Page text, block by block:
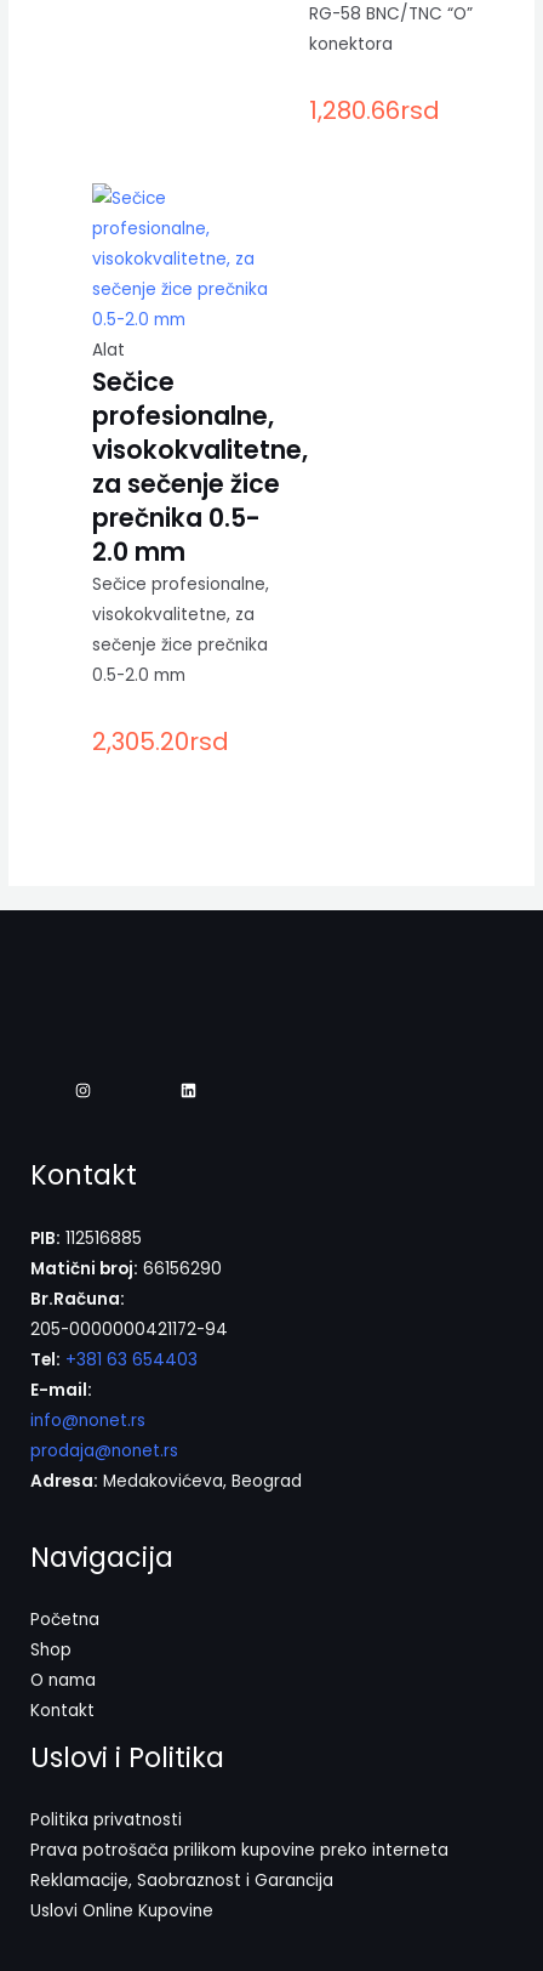
RG-58 BNC/TNC “O”
konektora
1,280.66rsd
Alat
Sečice
profesionalne,
visokokvalitetne,
za sečenje žice
prečnika 0.5-
2.0 mm
Sečice profesionalne,
visokokvalitetne, za
sečenje žice prečnika
0.5-2.0 mm
2,305.20rsd
Kontakt
PIB: 112516885
Matični broj: 66156290
Br.Računa:
205-0000000421172-94
Tel: +381 63 654403
E-mail:
info@nonet.rs
prodaja@nonet.rs
Adresa: Medakovićeva, Beograd
Navigacija
Početna
Shop
O nama
Kontakt
Uslovi i Politika
Politika privatnosti
Prava potrošača prilikom kupovine preko interneta
Reklamacije, Saobraznost i Garancija
Uslovi Online Kupovine